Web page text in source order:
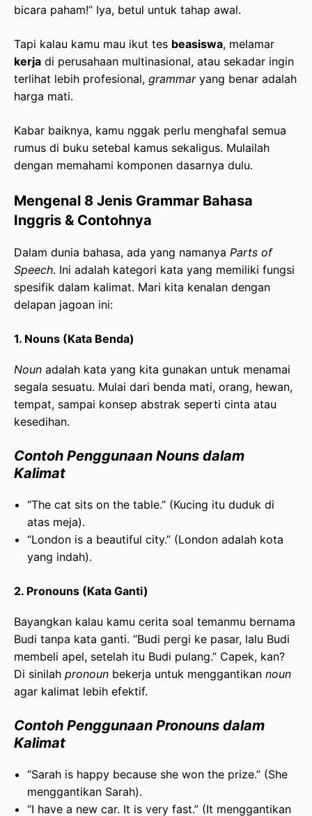
bicara paham!” Iya, betul untuk tahap awal.
Tapi kalau kamu mau ikut tes beasiswa, melamar
kerja di perusahaan multinasional, atau sekadar ingin
terlihat lebih profesional, grammaryang benar adalah
harga mati.
Kabar baiknya, kamu nggak perlu menghafal semua
rumus di buku setebal kamus sekaligus. Mulailah
dengan memahami komponen dasarnya dulu.
Mengenal 8 Jenis Grammar Bahasa
Inggris & Contohnya
Dalam dunia bahasa, ada yang namanya Parts of
Speech. Ini adalah kategori kata yang memiliki fungsi
spesifik dalam kalimat. Mari kita kenalan dengan
delapan jagoan ini:
1. Nouns (Kata Benda)
Noun adalah kata yang kita gunakan untuk menamai
segala sesuatu. Mulai dari benda mati, orang, hewan,
tempat, sampai konsep abstrak seperti cinta atau
kesedihan.
Contoh Penggunaan Nouns dalam
Kalimat
“The cat sits on the table.” (Kucing itu duduk di
atas meja).
“London is a beautiful city.” (London adalah kota
yang indah).
2. Pronouns (Kata Ganti)
Bayangkan kalau kamu cerita soal temanmu bernama
Budi tanpa kata ganti. “Budi pergi ke pasar, lalu Budi
membeli apel, setelah itu Budi pulang.” Capek, kan?
Di sinilah pronoun bekerja untuk menggantikan noun
agar kalimat lebih efektif.
Contoh Penggunaan Pronouns dalam
Kalimat
“Sarah is happy because she won the prize.” (She
menggantikan Sarah).
“I have a new car. It is very fast.” (It menggantikan